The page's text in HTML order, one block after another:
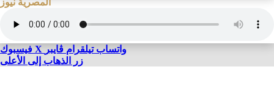
المصرية نيوز
فيسبوك X واتساب تيلقرام ڤايبر
زر الذهاب إلى الأعلى